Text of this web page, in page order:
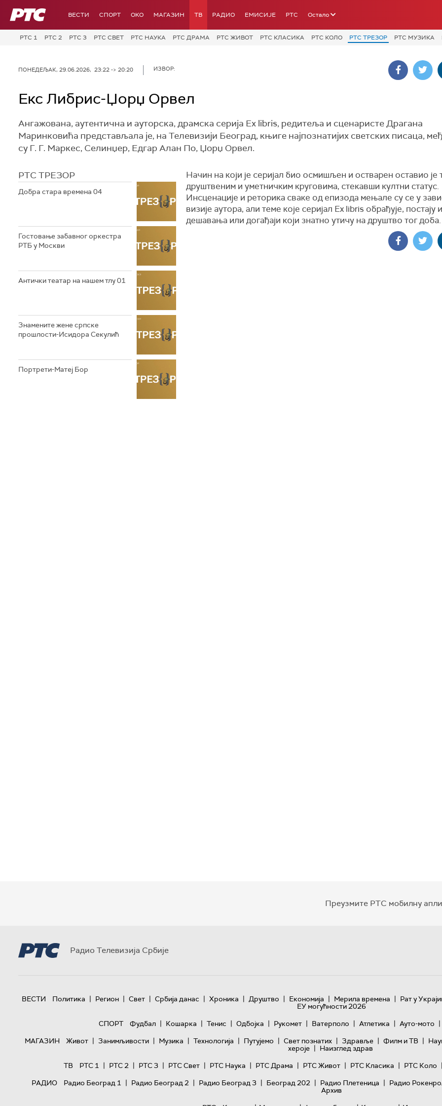
РТС ВЕСТИ СПОРТ OKO МАГАЗИН ТВ РАДИО ЕМИСИЈЕ РТС Остало
РТС 1 РТС 2 РТС 3 РТС СВЕТ РТС НАУКА РТС ДРАМА РТС ЖИВОТ РТС КЛАСИКА РТС КОЛО РТС ТРЕЗОР РТС МУЗИКА
ПОНЕДЕЉАК, 29.06.2026, 23:22 -> 20:20 ИЗВОР:
Екс Либрис-Џорџ Орвел
Ангажована, аутентична и ауторска, драмска серија Ex libris, редитеља и сценаристе Драгана
Маринковића представљала је, на Телевизији Београд, књиге најпознатијих светских писаца,
су Г. Г. Маркес, Селинџер, Едгар Алан По, Џорџ Орвел.
РТС ТРЕЗОР
Добра стара времена 04
Гостовање забавног оркестра
РТБ у Москви
Антички театар на нашем тлу 01
Знамените жене српске
прошлости-Исидора Секулић
Портрети-Матеј Бор
Начин на који је серијал био осмишљен и остварен оставио је
друштвеним и уметничким круговима, стекавши култни статус.
Инсценације и реторика сваке од епизода мењале су се у
визије аутора, али теме које серијал Ex libris обрађује, постају
дешавања или догађаји који знатно утичу на друштво тог доба.
Преузмите РТС мобилну
Радио Телевизија Србије
ВЕСТИ Политика | Регион | Свет | Србија данас | Хроника | Друштво | Економија | Мерила времена | Рат у
ЕУ могућности 2026
СПОРТ
Фудбал | Кошарка | Тенис | Одбојка | Рукомет | Ватерполо | Атлетика | Ауто-мото |
МАГАЗИН
Живот | Занимљивости | Музика | Технологијa | Путујемо | Свет познатих | Здравље | Филм и ТВ |
хероје | Наизглед здрав
ТВ
РТС 1 | РТС 2 | РТС 3 | РТС Свет | РТС Наука | РТС Драма | РТС Живот | РТС Класика | РТС Коло |
РАДИО
Радио Београд 1 | Радио Београд 2 | Радио Београд 3 | Београд 202 | Радио Плетеница | Радио
Архив